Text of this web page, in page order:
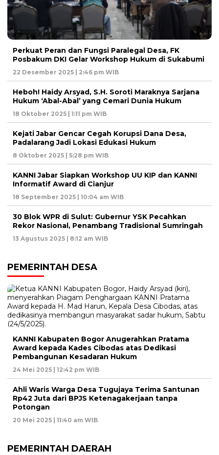
Perkuat Peran dan Fungsi Paralegal Desa, FK
Posbakum DKI Gelar Workshop Hukum di Sukabumi
22 Desember 2025 | 2:46 pm WIB
Heboh! Haidy Arsyad, S.H. Soroti Maraknya Sarjana
Hukum ‘Abal-Abal’ yang Cemari Dunia Hukum
18 Oktober 2025 | 1:11 pm WIB
Kejati Jabar Gencar Cegah Korupsi Dana Desa,
Padalarang Jadi Lokasi Edukasi Hukum
8 Oktober 2025 | 5:28 pm WIB
KANNI Jabar Siapkan Workshop UU KIP dan KANNI
Informatif Award di Cianjur
18 September 2025 | 10:04 am WIB
30 Blok WPR di Sulut: Gubernur YSK Pecahkan
Rekor Nasional, Penambang Tradisional Sumringah
13 Agustus 2025 | 8:12 am WIB
PEMERINTAH DESA
KANNI Kabupaten Bogor Anugerahkan Pratama
Award kepada Kades Cibodas atas Dedikasi
Pembangunan Kesadaran Hukum
24 Mei 2025 | 12:42 pm WIB
Ahli Waris Warga Desa Tugujaya Terima Santunan
Rp42 Juta dari BPJS Ketenagakerjaan tanpa
Potongan
20 Mei 2025 | 11:40 am WIB
PEMERINTAH DAERAH